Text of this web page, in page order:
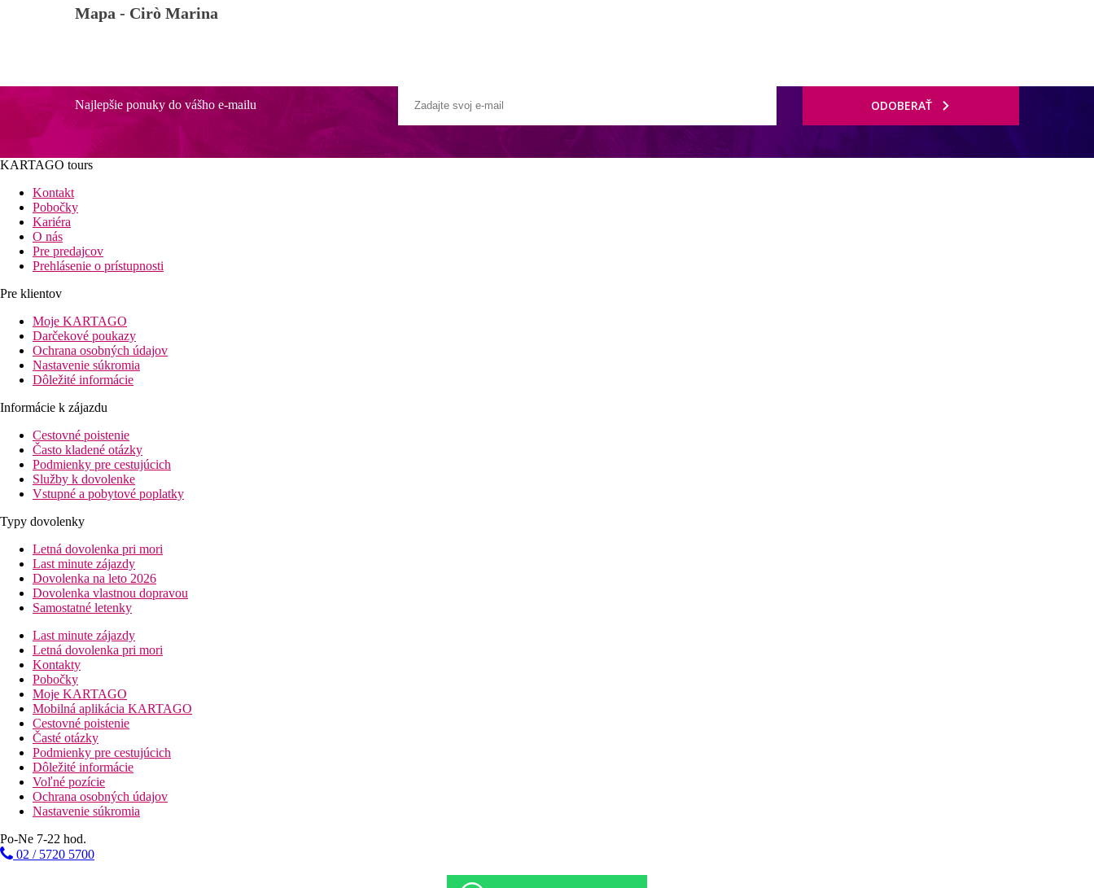
Mapa - Cirò Marina
Najlepšie ponuky do vášho e-mailu ODOBERAŤ
KARTAGO tours
Kontakt
Pobočky
Kariéra
O nás
Pre predajcov
Prehlásenie o prístupnosti
Pre klientov
Moje KARTAGO
Darčekové poukazy
Ochrana osobných údajov
Nastavenie súkromia
Dôležité informácie
Informácie k zájazdu
Cestovné poistenie
Často kladené otázky
Podmienky pre cestujúcich
Služby k dovolenke
Vstupné a pobytové poplatky
Typy dovolenky
Letná dovolenka pri mori
Last minute zájazdy
Dovolenka na leto 2026
Dovolenka vlastnou dopravou
Samostatné letenky
Last minute zájazdy
Letná dovolenka pri mori
Kontakty
Pobočky
Moje KARTAGO
Mobilná aplikácia KARTAGO
Cestovné poistenie
Časté otázky
Podmienky pre cestujúcich
Dôležité informácie
Voľné pozície
Ochrana osobných údajov
Nastavenie súkromia
Po-Ne 7-22 hod.
02 / 5720 5700